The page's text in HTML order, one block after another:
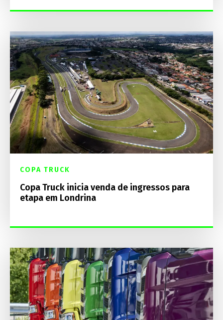
COPA TRUCK
Copa Truck inicia venda de ingressos para
etapa em Londrina